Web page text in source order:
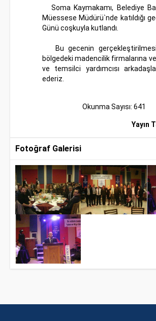
Soma Kaymakamı, Belediye
Müessese Müdürü`nde katıldığı
Günü coşkuyla kutlandı.
Bu gecenin
bölgedeki madencilik firmalarına
ve temsilci yardımcısı
ederiz.
Okunma Sayısı: 641
Yayın
Fotoğraf Galerisi